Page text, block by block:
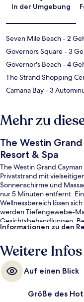
In der Umgebung
Seven Mile Beach- 2
Governors Square- 3
Governor's Beach- 4
The Strand Shopping
Camana Bay- 3
Mehr zu
The Westin
Resort & Spa
The Westin Grand
Privatstrand mit
Sonnenschirme und
nur 5 Minuten entfernt.
Wellnessbereich lösen
werden Tiefengewebe-
Gesichtsbehandlungen.
Fisch und Meeresfrüchte
Strandbar und einen rund
hilfsbereite Personal und
Bewertungen von anderen
Informationen zu den
Weitere
Auf einen Blick
Größe des